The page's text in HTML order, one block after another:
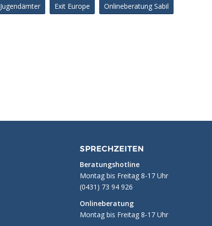
Exit Europe Onlineberatung Sabil
SPRECHZEITEN
Beratungshotline
Montag bis Freitag 8-17 Uhr
(0431) 73 94 926
Onlineberatung
Montag bis Freitag 8-17 Uhr